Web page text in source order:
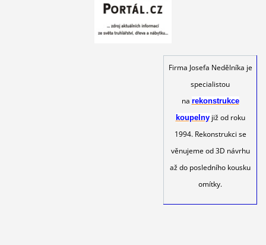
Firma Josefa Nedělníka je
specialistou
na rekonstrukce
koupelny již od roku
1994. Rekonstrukci se
věnujeme od 3D návrhu
až do posledního kousku
omítky.